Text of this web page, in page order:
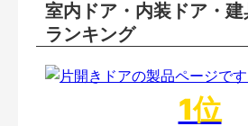
室内ドア・内装ドア・
ランキング